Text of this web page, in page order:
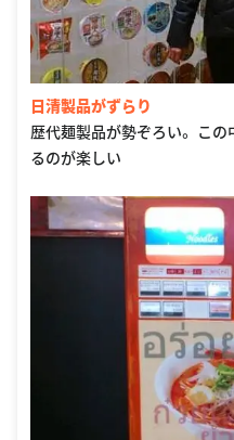
日清製品がずらり
歴代麺製品が勢ぞろい。 こ
るのが楽しい